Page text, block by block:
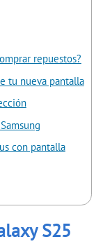
repuestos?
tu nueva pantalla
con pantalla
S25